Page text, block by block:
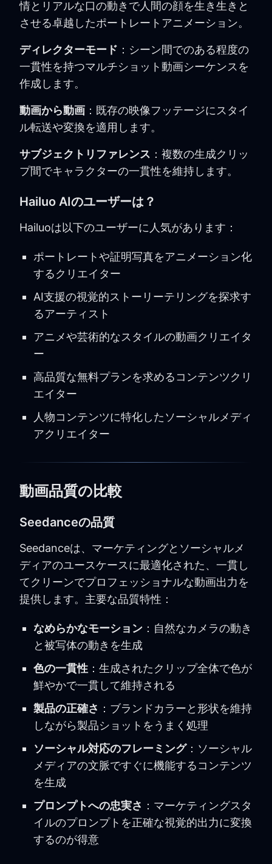
情とリアルな口の動きで人間の顔を生き生きと
させる卓越したポートレートアニメーション。
ディレクターモード ：シーン間でのある程度の
一貫性を持つマルチショット動画シーケンスを
作成します。
動画から動画 ：既存の映像フッテージにスタイ
ル転送や変換を適用します。
サブジェクトリファレンス ：複数の生成クリッ
プ間でキャラクターの一貫性を維持します。
Hailuo AIのユーザーは？
Hailuoは以下のユーザーに人気があります：
ポートレートや証明写真をアニメーション化
するクリエイター
AI支援の視覚的ストーリーテリングを探求す
るアーティスト
アニメや芸術的なスタイルの動画クリエイタ
ー
高品質な無料プランを求めるコンテンツクリ
エイター
人物コンテンツに特化したソーシャルメディ
アクリエイター
動画品質の比較
Seedanceの品質
Seedanceは、マーケティングとソーシャルメ
ディアのユースケースに最適化された、一貫し
てクリーンでプロフェッショナルな動画出力を
提供します。主要な品質特性：
なめらかなモーション：自然なカメラの動き
と被写体の動きを生成
色の一貫性：生成されたクリップ全体で色が
鮮やかで一貫して維持される
製品の正確さ ：ブランドカラーと形状を維持
しながら製品ショットをうまく処理
ソーシャル対応のフレーミング：ソーシャル
メディアの文脈ですぐに機能するコンテンツ
を生成
プロンプトへの忠実さ ：マーケティングスタ
イルのプロンプトを正確な視覚的出力に変換
するのが得意